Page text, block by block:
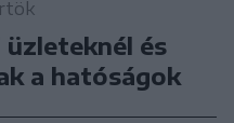
és
a hatóságok